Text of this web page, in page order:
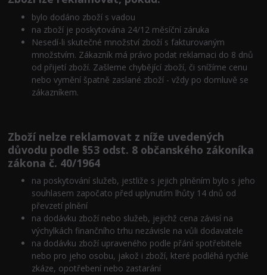
bylo dodáno zboží s vadou
na zboží je poskytována 24/12 měsíční záruka
Nesedí-li skutečné množství zboží s fakturovaným
množstvím. Zákazník má právo podat reklamaci do 8 dnů
od přijetí zboží. Zašleme chybějící zboží, či snížíme cenu
nebo vymění špatně zaslané zboží - vždy po domluvě se
zákazníkem.
Zboží nelze reklamovat z níže uvedených
důvodu podle §53 odst. 8 občanského zákoníka
zákona č. 40/1964
na poskytování služeb, jestliže s jejich plněním bylo s jeho
souhlasem započato před uplynutím lhůty 14 dnů od
převzetí plnění
na dodávku zboží nebo služeb, jejichž cena závisí na
výchylkách finančního trhu nezávisle na vůli dodavatele
na dodávku zboží upraveného podle přání spotřebitele
nebo pro jeho osobu, jakož i zboží, které podléhá rychlé
zkáze, opotřebení nebo zastarání